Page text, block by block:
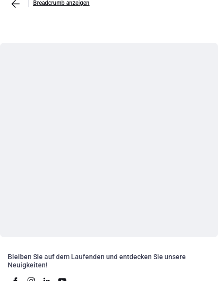
Breadcrumb anzeigen
Bleiben Sie auf dem Laufenden und entdecken Sie unsere
Neuigkeiten!